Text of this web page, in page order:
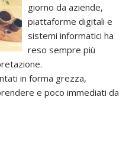
giorno da aziende,
piattaforme digitali e
sistemi informatici ha
reso sempre più
in forma grezza,
e poco immediati da